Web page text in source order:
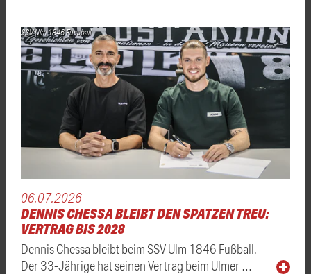
SSV Ulm 1846 Fussball
06.07.2026
DENNIS CHESSA BLEIBT DEN SPATZEN TREU:
VERTRAG BIS 2028
Dennis Chessa bleibt beim SSV Ulm 1846 Fußball.
Der 33-Jährige hat seinen Vertrag beim Ulmer …